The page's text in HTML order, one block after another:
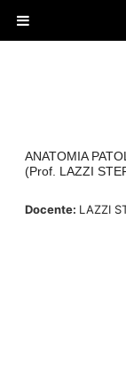
ANATOMIA
(Prof. LAZZI
Docente: LAZZI